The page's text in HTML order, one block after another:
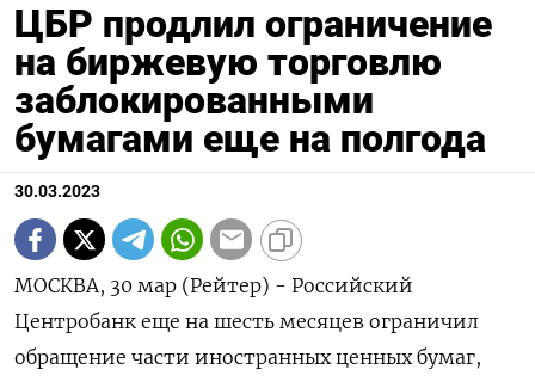
ЦБР продлил ограничение
на биржевую торговлю
заблокированными
бумагами еще на полгода
30.03.2023
МОСКВА, 30 мар (Рейтер) - Российский
Центробанк еще на шесть месяцев ограничил
обращение части иностранных ценных бумаг,